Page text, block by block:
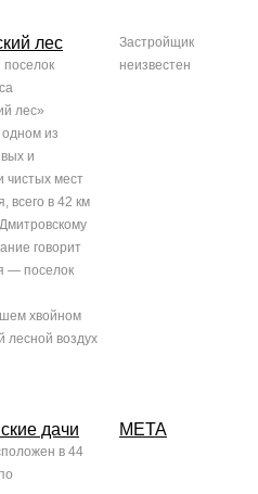
лес
лес»
одном из
и
чистых мест
всего в 42 км
говорит
— поселок
хвойном
лесной воздух
Застройщик
неизвестен
дачи
в 44
МЕТА